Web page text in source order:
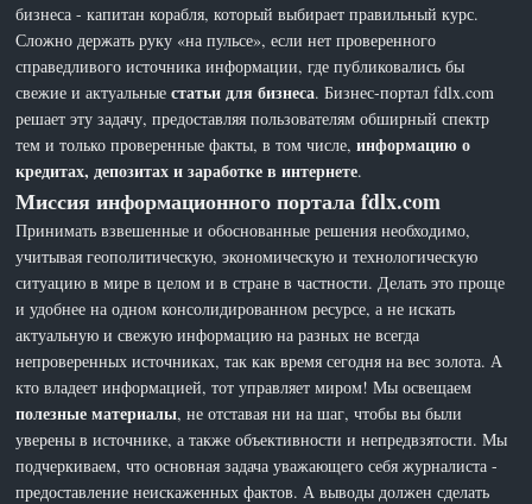
бизнеса - капитан корабля, который выбирает правильный курс.
Сложно держать руку «на пульсе», если нет проверенного
справедливого источника информации, где публиковались бы
свежие и актуальныестатьи для бизнеса. Бизнес-портал fdlx.com
решает эту задачу, предоставляя пользователям обширный спектр
тем и только проверенные факты, в том числе,информацию о
кредитах, депозитах и заработке в интернете.
Миссия информационного портала fdlx.com
Принимать взвешенные и обоснованные решения необходимо,
учитывая геополитическую, экономическую и технологическую
ситуацию в мире в целом и в стране в частности. Делать это проще
и удобнее на одном консолидированном ресурсе, а не искать
актуальную и свежую информацию на разных не всегда
непроверенных источниках, так как время сегодня на вес золота. А
кто владеет информацией, тот управляет миром! Мы освещаем
полезные материалы, не отставая ни на шаг, чтобы вы были
уверены в источнике, а также объективности и непредвзятости. Мы
подчеркиваем, что основная задача уважающего себя журналиста -
предоставление неискаженных фактов. А выводы должен сделать